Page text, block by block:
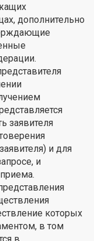
дополнительно
заявителя
и для
и
которых
в том